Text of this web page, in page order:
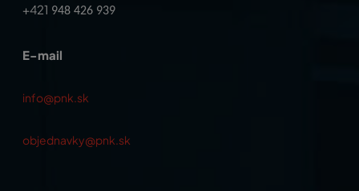
+421 948 426 939
E-mail
info@pnk.sk
objednavky@pnk.sk